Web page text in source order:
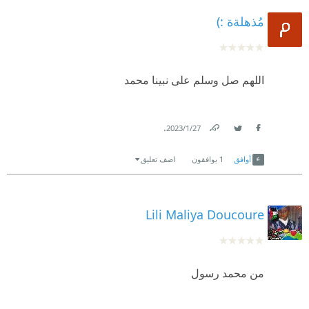
مُذهلةة :)
اللهم صل وسلم على نبينا محمد
27‏/1‏/2023
.
أوافق 1 يوافقون اضف تعليق
Lili Maliya Doucoure
من محمد رسول